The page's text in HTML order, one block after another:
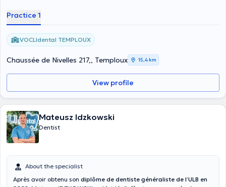
Practice 1
VOCLIdental TEMPLOUX
Chaussée de Nivelles 217,, Temploux 15,4 km
View profile
Mateusz Idzkowski
Dentist
About the specialist
Après avoir obtenu son diplôme de dentiste généraliste de l’ULB en